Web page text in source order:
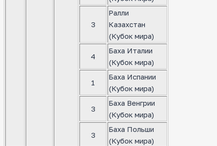
3
Ралли
Казахстан
(Кубок мира)
4
Баха Италии
(Кубок мира)
1
Баха Испании
(Кубок мира)
3
Баха Венгрии
(Кубок мира)
3
Баха Польши
(Кубок мира)